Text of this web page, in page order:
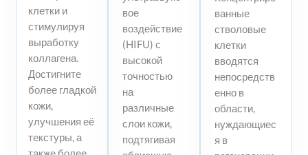
клетки и
стимулируя
выработку
коллагена.
Достигните
более гладкой
кожи,
улучшения её
текстуры, а
вое
воздействие
(HIFU) с
высокой
точностью
на
различные
слои кожи,
подтягивая
ванные
стволовые
клетки
вводятся
непосредств
енно в
области,
нуждающиес
я в